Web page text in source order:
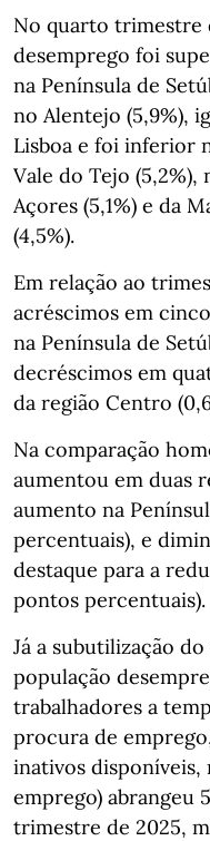
No quarto trimestre
desemprego foi
na Península de
no Alentejo (5,9%),
Lisboa e foi inferior
Vale do Tejo (5,2%),
Açores (5,1%) e da
(4,5%).
Em relação ao
acréscimos em
na Península de
decréscimos em
da região Centro
Na comparação
aumentou em duas
aumento na
percentuais), e
destaque para a
pontos percentuais).
Já a subutilização
população
trabalhadores a
procura de
inativos disponíveis,
emprego) abrangeu
trimestre de 2025,